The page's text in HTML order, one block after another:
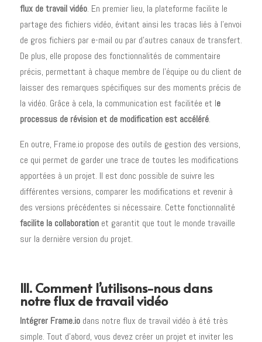
flux de travail vidéo. En premier lieu, la plateforme facilite le
partage des fichiers vidéo, évitant ainsi les tracas liés à l’envoi
de gros fichiers par e-mail ou par d’autres canaux de transfert.
De plus, elle propose des fonctionnalités de commentaire
précis, permettant à chaque membre de l’équipe ou du client de
laisser des remarques spécifiques sur des moments précis de
la vidéo. Grâce à cela, la communication est facilitée et le
processus de révision et de modification est accéléré.
En outre, Frame.io propose des outils de gestion des versions,
ce qui permet de garder une trace de toutes les modifications
apportées à un projet. Il est donc possible de suivre les
différentes versions, comparer les modifications et revenir à
des versions précédentes si nécessaire. Cette fonctionnalité
facilite la collaborationet garantit que tout le monde travaille
sur la dernière version du projet.
III. Comment l’utilisons-nous dans
notre flux de travail vidéo
Intégrer Frame.iodans notre flux de travail vidéo à été très
simple. Tout d’abord, vous devez créer un projet et inviter les